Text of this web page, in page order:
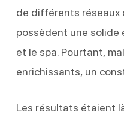
de différents réseaux
possèdent une solide
et le spa. Pourtant,
enrichissants, un
Les résultats étaient